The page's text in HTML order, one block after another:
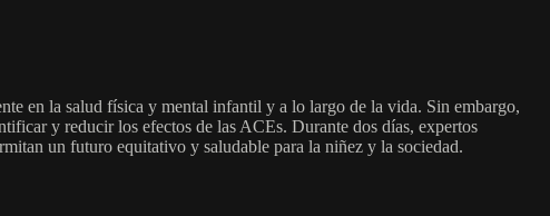
en la salud física y mental infantil y a lo largo de la vida. Sin embargo,
y reducir los efectos de las ACEs. Durante dos días, expertos
un futuro equitativo y saludable para la niñez y la sociedad.